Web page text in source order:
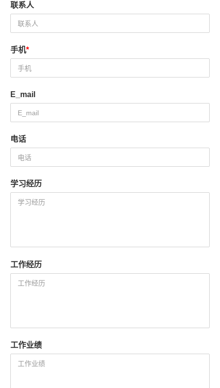
联系人
手机*
E_mail
电话
学习经历
工作经历
工作业绩